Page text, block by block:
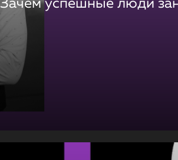
Зачем успешные люди